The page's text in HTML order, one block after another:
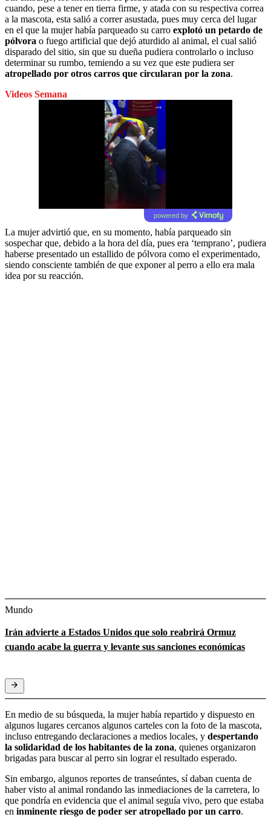
cuando, pese a tener en tierra firme, y atada con su respectiva correa
a la mascota, esta salió a correr asustada, pues muy cerca del lugar
en el que la mujer había parqueado su carro explotó un petardo de
pólvora o fuego artificial que dejó aturdido al animal, el cual salió
disparado del sitio, sin que su dueña pudiera controlarlo o incluso
determinar su rumbo, temiendo a su vez que este pudiera ser
atropellado por otros carros que circularan por la zona.
Videos Semana
powered by
La mujer advirtió que, en su momento, había parqueado sin
sospechar que, debido a la hora del día, pues era ‘temprano’, pudiera
haberse presentado un estallido de pólvora como el experimentado,
siendo consciente también de que exponer al perro a ello era mala
idea por su reacción.
Mundo
Irán advierte a Estados Unidos que solo reabrirá Ormuz
cuando acabe la guerra y levante sus sanciones económicas
En medio de su búsqueda, la mujer había repartido y dispuesto en
algunos lugares cercanos algunos carteles con la foto de la mascota,
incluso entregando declaraciones a medios locales, y despertando
la solidaridad de los habitantes de la zona, quienes organizaron
brigadas para buscar al perro sin lograr el resultado esperado.
Sin embargo, algunos reportes de transeúntes, sí daban cuenta de
haber visto al animal rondando las inmediaciones de la carretera, lo
que pondría en evidencia que el animal seguía vivo, pero que estaba
en inminente riesgo de poder ser atropellado por un carro.